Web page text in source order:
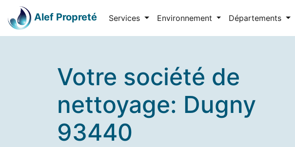
Alef Propreté Services Environnement Départements
Votre société de
nettoyage: Dugny
93440